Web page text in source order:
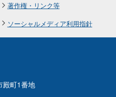
著作権・リンク等
ソーシャルメディア利用指針
町1番地